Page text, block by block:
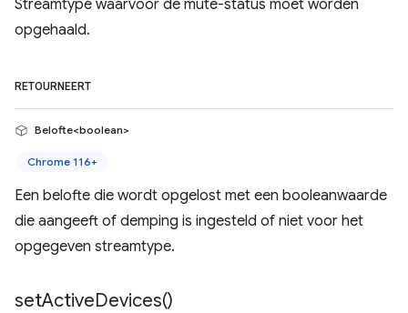
Streamtype waarvoor de mute-status moet worden
opgehaald.
RETOURNEERT
Belofte<boolean>
Chrome 116+
Een belofte die wordt opgelost met een booleanwaarde
die aangeeft of demping is ingesteld of niet voor het
opgegeven streamtype.
setActiveDevices()